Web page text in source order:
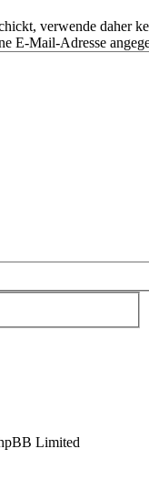
verwende daher
E-Mail-Adresse
Limited